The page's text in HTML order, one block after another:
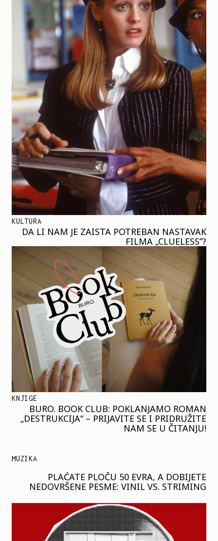
KULTURA
DA LI NAM JE ZAISTA POTREBAN NASTAVAK
FILMA „CLUELESS”?
KNJIGE
BURO. BOOK CLUB: POKLANJAMO ROMAN
„DESTRUKCIJA“ – PRIJAVITE SE I PRIDRUŽITE
NAM SE U ČITANJU!
MUZIKA
PLAĆATE PLOČU 50 EVRA, A DOBIJETE
NEDOVRŠENE PESME: VINIL VS. STRIMING